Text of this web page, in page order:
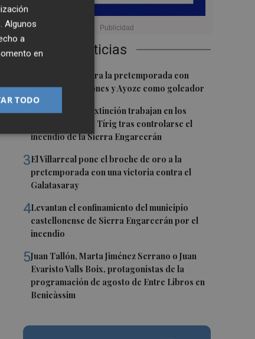
Últimas Noticias
El Villarreal cierra la pretemporada con
buenas sensaciones y Ayoze como goleador
2Los medios de extinción trabajan en los
frentes de Catí y Tírig tras controlarse el
incendio de la Sierra Engarcerán
3El Villarreal pone el broche de oro a la
pretemporada con una victoria contra el
Galatasaray
4Levantan el confinamiento del municipio
castellonense de Sierra Engarcerán por el
incendio
5Juan Tallón, Marta Jiménez Serrano o Juan
Evaristo Valls Boix, protagonistas de la
programación de agosto de Entre Libros en
Benicàssim
Algunos
a
en
TODO